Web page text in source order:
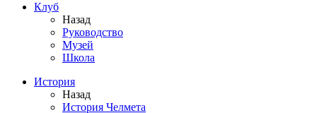
Клуб
Назад
Руководство
Музей
Школа
История
Назад
История Челмета